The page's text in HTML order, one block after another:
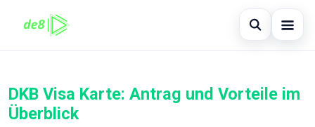
Suche
Finanzen
Auf der Website suchen
×
DKB Visa Karte: Antrag und Vorteile im
Überblick